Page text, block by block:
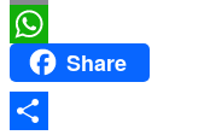
Email
WhatsApp
Share